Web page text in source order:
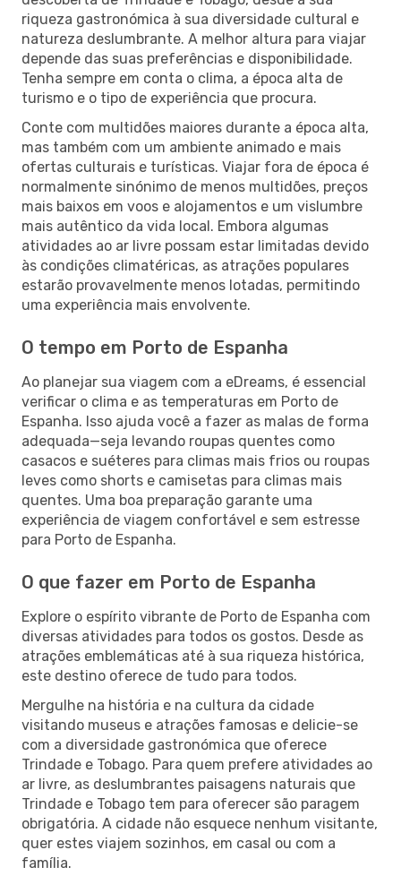
riqueza gastronómica à sua diversidade cultural e
natureza deslumbrante. A melhor altura para viajar
depende das suas preferências e disponibilidade.
Tenha sempre em conta o clima, a época alta de
turismo e o tipo de experiência que procura.
Conte com multidões maiores durante a época alta,
mas também com um ambiente animado e mais
ofertas culturais e turísticas. Viajar fora de época é
normalmente sinónimo de menos multidões, preços
mais baixos em voos e alojamentos e um vislumbre
mais autêntico da vida local. Embora algumas
atividades ao ar livre possam estar limitadas devido
às condições climatéricas, as atrações populares
estarão provavelmente menos lotadas, permitindo
uma experiência mais envolvente.
O tempo em Porto de Espanha
Ao planejar sua viagem com a eDreams, é essencial
verificar o clima e as temperaturas em Porto de
Espanha. Isso ajuda você a fazer as malas de forma
adequada—seja levando roupas quentes como
casacos e suéteres para climas mais frios ou roupas
leves como shorts e camisetas para climas mais
quentes. Uma boa preparação garante uma
experiência de viagem confortável e sem estresse
para Porto de Espanha.
O que fazer em Porto de Espanha
Explore o espírito vibrante de Porto de Espanha com
diversas atividades para todos os gostos. Desde as
atrações emblemáticas até à sua riqueza histórica,
este destino oferece de tudo para todos.
Mergulhe na história e na cultura da cidade
visitando museus e atrações famosas e delicie-se
com a diversidade gastronómica que oferece
Trindade e Tobago. Para quem prefere atividades ao
ar livre, as deslumbrantes paisagens naturais que
Trindade e Tobago tem para oferecer são paragem
obrigatória. A cidade não esquece nenhum visitante,
quer estes viajem sozinhos, em casal ou com a
família.